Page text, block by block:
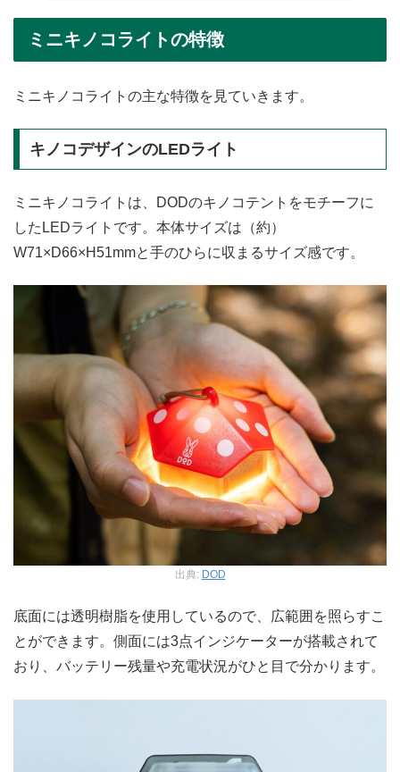
ミニキノコライトの特徴
ミニキノコライトの主な特徴を見ていきます。
キノコデザインのLEDライト
ミニキノコライトは、DODのキノコテントをモチーフに
したLEDライトです。本体サイズは（約）
W71×D66×H51mmと手のひらに収まるサイズ感です。
出典: DOD
底面には透明樹脂を使用しているので、広範囲を照らすこ
とができます。側面には3点インジケーターが搭載されて
おり、バッテリー残量や充電状況がひと目で分かります。